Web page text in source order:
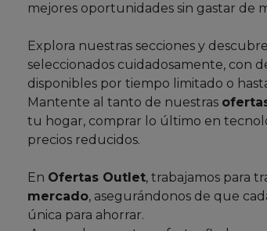
mejores oportunidades sin gastar de
Explora nuestras secciones y
seleccionados cuidadosamente, con
disponibles por tiempo limitado o
Mantente al tanto de nuestras
tu hogar, comprar lo último en
precios reducidos.
En Ofertas Outlet, trabajamos para
mercado, asegurándonos de que
única para ahorrar.